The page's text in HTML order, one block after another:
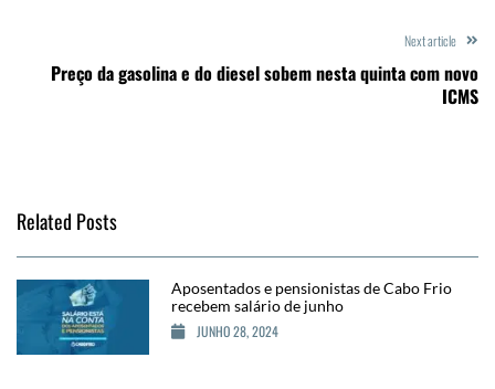
Next article
Preço da gasolina e do diesel sobem nesta quinta com novo
ICMS
Related Posts
Aposentados e pensionistas de Cabo Frio
recebem salário de junho
JUNHO 28, 2024